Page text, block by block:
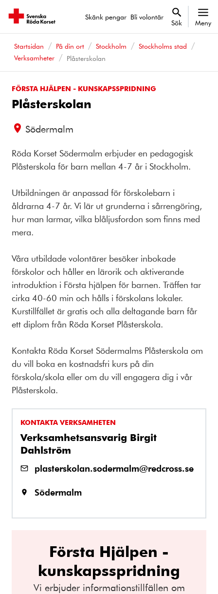
Skänk pengar Bli volontär
Sök Meny
Startsidan På din ort Stockholm
Stockholms stad
Verksamheter
Plåsterskolan
FÖRSTA HJÄLPEN - KUNSKAPSSPRIDNING
Plåsterskolan
Södermalm
Röda Korset Södermalm erbjuder en pedagogisk
Plåsterskola för barn mellan 4-7 år i Stockholm.
Utbildningen är anpassad för förskolebarn i
åldrarna 4-7 år. Vi lär ut grunderna i sårrengöring,
hur man larmar, vilka blåljusfordon som finns med
mera.
Våra utbildade volontärer besöker inbokade
förskolor och håller en lärorik och aktiverande
introduktion i Första hjälpen för barnen. Träffen tar
cirka 40-60 min och hålls i förskolans lokaler.
Kurstillfället är gratis och alla deltagande barn får
ett diplom från Röda Korset Plåsterskola.
Kontakta Röda Korset Södermalms Plåsterskola om
du vill boka en kostnadsfri kurs på din
förskola/skola eller om du vill engagera dig i vår
Plåsterskola.
KONTAKTA VERKSAMHETEN
Verksamhetsansvarig Birgit
Dahlström
plasterskolan.sodermalm@redcross.se
Södermalm
Första Hjälpen -
kunskapsspridning
Vi erbjuder informationstillfällen om